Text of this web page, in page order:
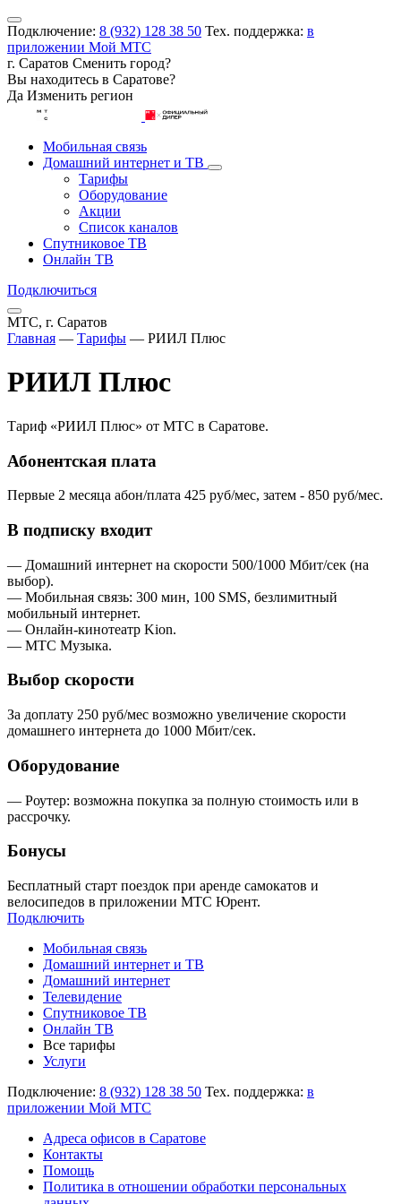
Подключение: 8 (932) 128 38 50 Тех. поддержка: в
приложении Мой МТС
г. Саратов Сменить город?
Вы находитесь в Саратове?
Да Изменить регион
Мобильная связь
Домашний интернет и ТВ
Тарифы
Оборудование
Акции
Список каналов
Спутниковое ТВ
Онлайн ТВ
Подключиться
МТС, г. Саратов
Главная — Тарифы — РИИЛ Плюс
РИИЛ Плюс
Тариф «РИИЛ Плюс» от МТС в Саратове.
Абонентская плата
Первые 2 месяца абон/плата 425 руб/мес, затем - 850 руб/мес.
В подписку входит
— Домашний интернет на скорости 500/1000 Мбит/сек (на
выбор).
— Мобильная связь: 300 мин, 100 SMS, безлимитный
мобильный интернет.
— Онлайн-кинотеатр Kion.
— МТС Музыка.
Выбор скорости
За доплату 250 руб/мес возможно увеличение скорости
домашнего интернета до 1000 Мбит/сек.
Оборудование
— Роутер: возможна покупка за полную стоимость или в
рассрочку.
Бонусы
Бесплатный старт поездок при аренде самокатов и
велосипедов в приложении МТС Юрент.
Подключить
Мобильная связь
Домашний интернет и ТВ
Домашний интернет
Телевидение
Спутниковое ТВ
Онлайн ТВ
Все тарифы
Услуги
Подключение: 8 (932) 128 38 50 Тех. поддержка: в
приложении Мой МТС
Адреса офисов в Саратове
Контакты
Помощь
Политика в отношении обработки персональных